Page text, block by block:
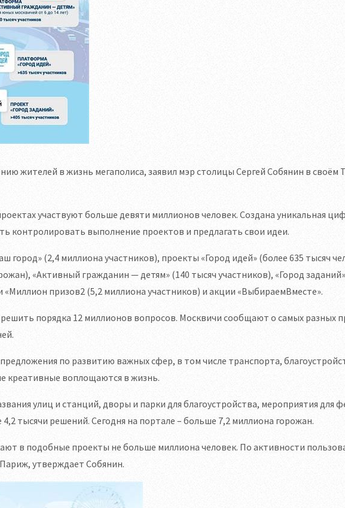
жителей в жизнь мегаполиса, заявил мэр столицы Сергей Собянин в своём
участвуют больше девяти миллионов человек. Создана уникальная
контролировать выполнение проектов и предлагать свои идеи.
город» (2,4 миллиона участников), проекты «Город идей» (более 635 тысяч
«Активный гражданин — детям» (140 тысяч участников), «Город
«Миллион призов2 (5,2 миллиона участников) и акции «ВыбираемВместе».
порядка 12 миллионов вопросов. Москвичи сообщают о самых разных
по развитию важных сфер, в том числе транспорта,
креативные воплощаются в жизнь.
улиц и станций, дворы и парки для благоустройства, мероприятия для
тысячи решений. Сегодня на портале – больше 7,2 миллиона горожан.
в подобные проекты не больше миллиона человек. По активности
утверждает Собянин.